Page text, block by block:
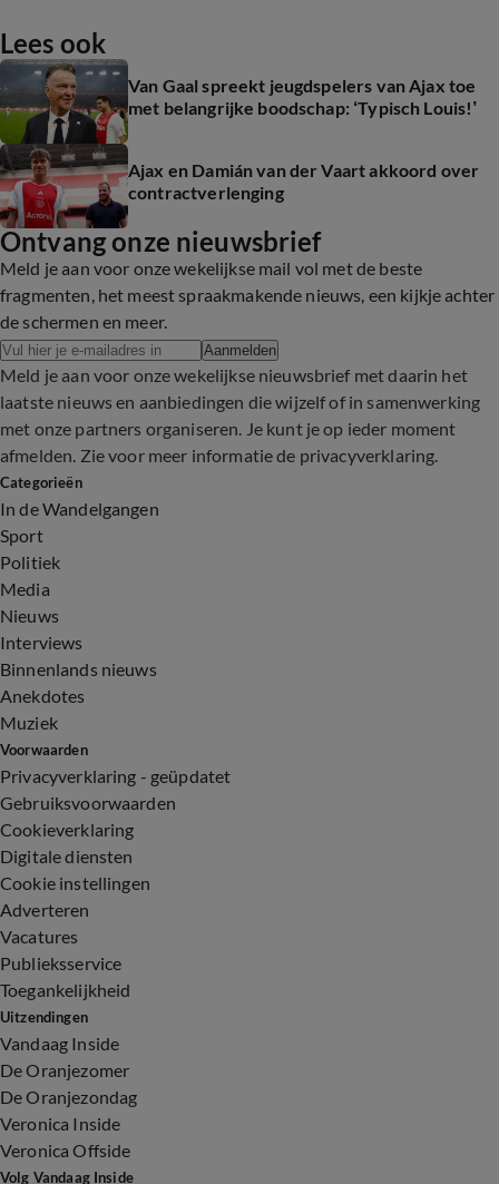
Lees ook
Van Gaal spreekt jeugdspelers van Ajax toe
met belangrijke boodschap: ‘Typisch Louis!’
Ajax en Damián van der Vaart akkoord over
contractverlenging
Ontvang onze nieuwsbrief
Meld je aan voor onze wekelijkse mail vol met de beste
fragmenten, het meest spraakmakende nieuws, een kijkje achter
de schermen en meer.
Aanmelden
Meld je aan voor onze wekelijkse nieuwsbrief met daarin het
laatste nieuws en aanbiedingen die wijzelf of in samenwerking
met onze partners organiseren. Je kunt je op ieder moment
afmelden. Zie voor meer informatie de privacyverklaring.
Categorieën
In de Wandelgangen
Sport
Politiek
Media
Nieuws
Interviews
Binnenlands nieuws
Anekdotes
Muziek
Voorwaarden
Privacyverklaring - geüpdatet
Gebruiksvoorwaarden
Cookieverklaring
Digitale diensten
Cookie instellingen
Adverteren
Vacatures
Publieksservice
Toegankelijkheid
Uitzendingen
Vandaag Inside
De Oranjezomer
De Oranjezondag
Veronica Inside
Veronica Offside
Volg Vandaag Inside